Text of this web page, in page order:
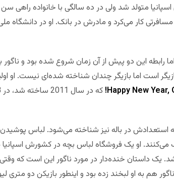
اسپانیا متولد شد ولی در ده سالگی با خانواده
کار می‌کرد و مادرش در بانک. او در دانشگاه ملی
Happy New Year,
استعدادش در باله نیز شناخته می‌شود. لباس پوشیدن
او یک فروشگاه لباس بچه در کشورش اسپانیا
برنده شد. یک داستان خنده‌دار در مورد ناگور این است
هم به او لبخند زده بود و اینطور بازیکن دو متری